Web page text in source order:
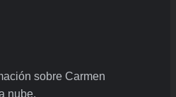
sobre Carmen
nube.